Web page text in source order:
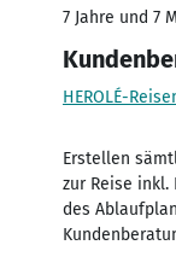
7 Jahre und 7
HEROLÉ-
Erstellen
zur Reise inkl.
des